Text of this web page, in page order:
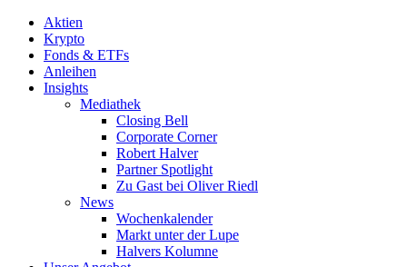
Aktien
Krypto
Fonds & ETFs
Anleihen
Insights
Mediathek
Closing Bell
Corporate Corner
Robert Halver
Partner Spotlight
Zu Gast bei Oliver Riedl
News
Wochenkalender
Markt unter der Lupe
Halvers Kolumne